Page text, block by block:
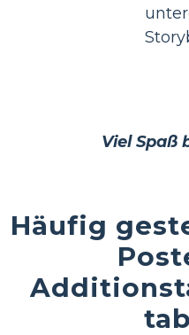
Viel Spaß
Häufig